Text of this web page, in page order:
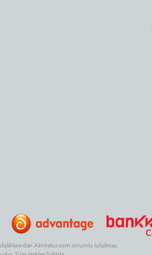
Almiratur.com sorumlu tutulmaz.